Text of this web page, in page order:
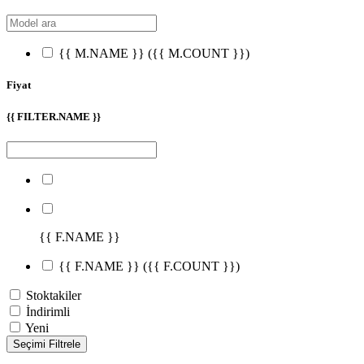
{{ M.NAME }} ({{ M.COUNT }})
Fiyat
{{ FILTER.NAME }}
{{ F.NAME }}
{{ F.NAME }} ({{ F.COUNT }})
Stoktakiler
İndirimli
Yeni
Seçimi Filtrele